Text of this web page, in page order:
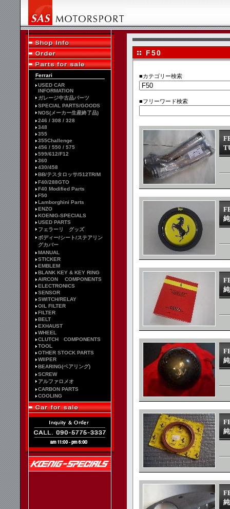
Ferrari
USED CAR
INFORMATION
ガレージ中古品パーツ
SPECIAL PARTS/GOODS
NOS(メーカー生産終了品)
246 / 308 / 328
348
355
355Challenge
456 / 550 / 575
599/612/F12
360
430/458
BB/テスタロッサ/512TR/M
F40/288GTO
F40 Modified Parts
F50
Lamborghini Parts
ENZO
KOENIG-SPECIALS
USED PARTS
フェラーリ グッズ
ボディー/シート/ステアリン
グカバー
MANUAL
STICKER
EMBLEM
BLANK KEY & KEY RING
AIRCON COMPONENTS
ELECTRONICS
SENSOR
SWITCH/RELAY
OIL FILTER
FILTER
BELT
EXHAUST
WHEEL
CLUTCH COMPONENTS
TOOL
OTHER STOCK PARTS
WIIPER
BEARING(ベアリング)
SCREW
アルファロメオ
CARBON PARTS
COOLING
F50
■カテゴリー検索
■フリーワード検索